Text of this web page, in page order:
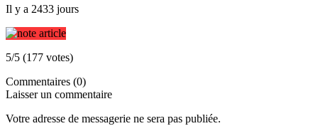
Il y a 2433 jours
5/5 (177 votes)
Commentaires (0)
Laisser un commentaire
Votre adresse de messagerie ne sera pas publiée.